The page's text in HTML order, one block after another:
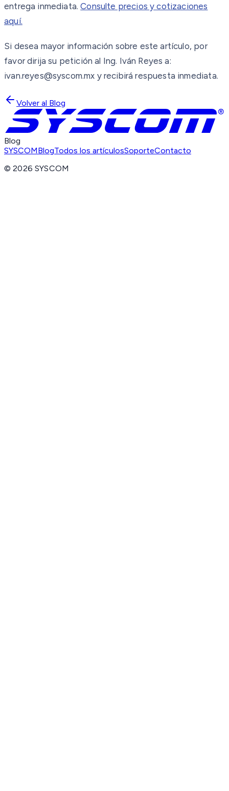
entrega inmediata.Consulte precios y cotizaciones
aquí.
Si desea mayor información sobre este artículo, por
favor dirija su petición al Ing. Iván Reyes a:
ivan.reyes@syscom.mx y recibirá respuesta inmediata.
Volver al Blog
Blog
SYSCOMBlogTodos los artículosSoporteContacto
©2026 SYSCOM